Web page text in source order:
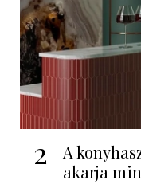
2
A
akarja